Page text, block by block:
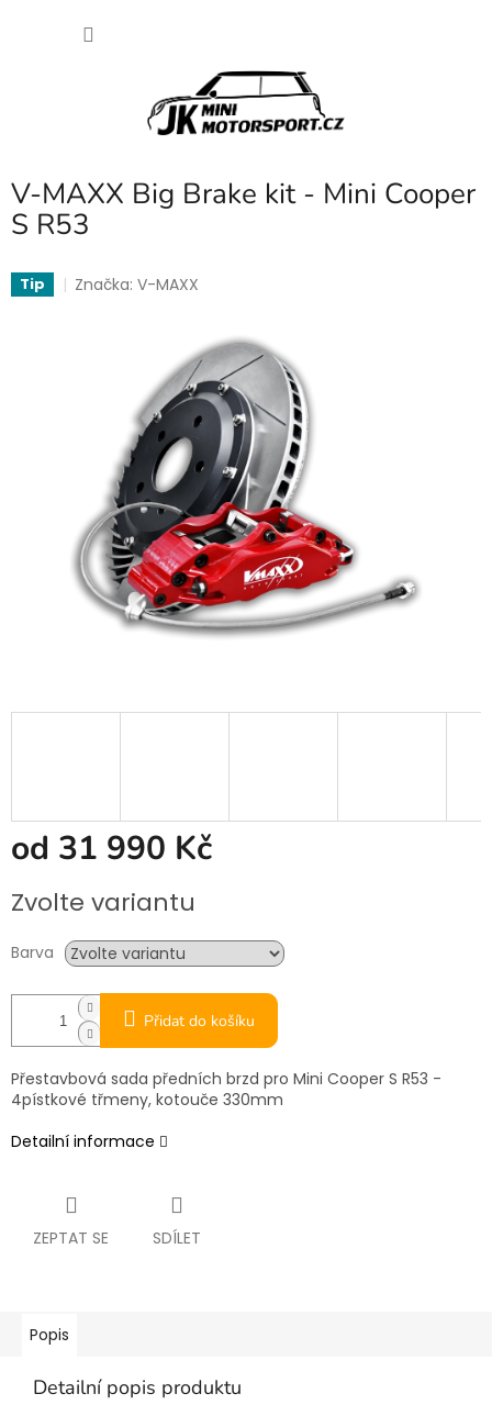
V-MAXX Big Brake kit - Mini Cooper
S R53
Tip Značka:V-MAXX
od 31 990 Kč
cena:
Zvolte variantu
Barva
Přidat do košíku
Přestavbová sada předních brzd pro Mini Cooper S R53 -
4pístkové třmeny, kotouče 330mm
Detailní informace
ZEPTAT SE SDÍLET
Popis
Detailní popis produktu